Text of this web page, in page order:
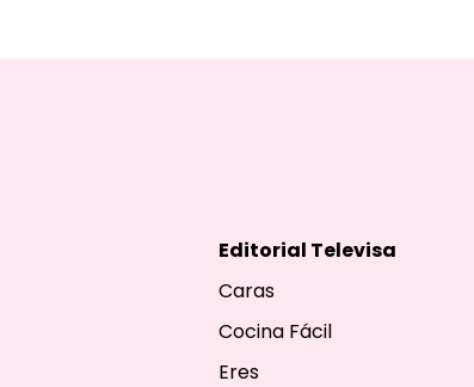
Editorial Televisa
Caras
Cocina Fácil
Eres